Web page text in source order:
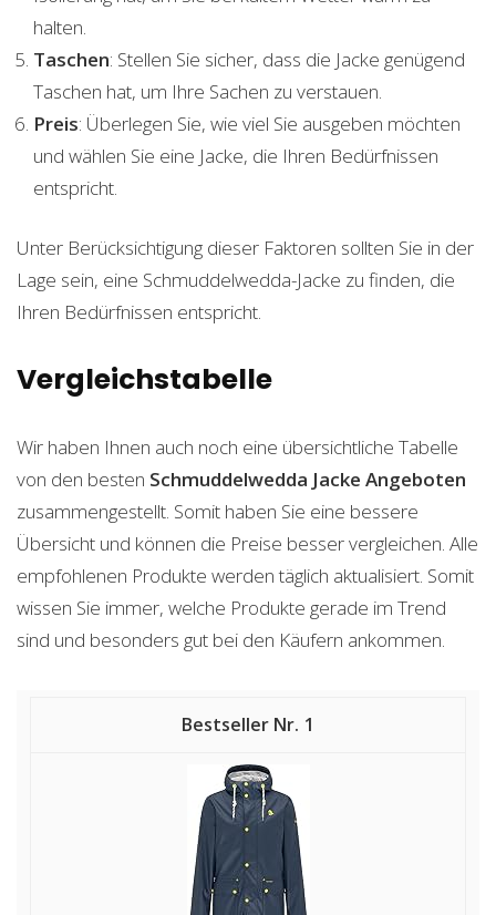
halten.
Taschen: Stellen Sie sicher, dass die Jacke genügend
Taschen hat, um Ihre Sachen zu verstauen.
Preis: Überlegen Sie, wie viel Sie ausgeben möchten
und wählen Sie eine Jacke, die Ihren Bedürfnissen
entspricht.
Unter Berücksichtigung dieser Faktoren sollten Sie in der
Lage sein, eine Schmuddelwedda-Jacke zu finden, die
Ihren Bedürfnissen entspricht.
Vergleichstabelle
Wir haben Ihnen auch noch eine übersichtliche Tabelle
von den besten Schmuddelwedda Jacke Angeboten
zusammengestellt. Somit haben Sie eine bessere
Übersicht und können die Preise besser vergleichen. Alle
empfohlenen Produkte werden täglich aktualisiert. Somit
wissen Sie immer, welche Produkte gerade im Trend
sind und besonders gut bei den Käufern ankommen.
1